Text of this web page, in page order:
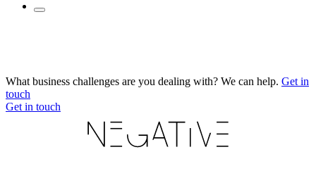
What business challenges are you dealing with? We can help. Get in
touch
Get in touch